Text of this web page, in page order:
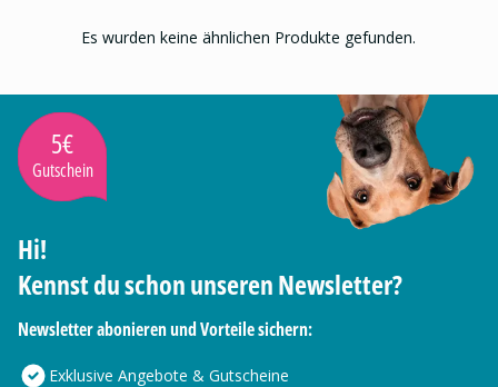
Es wurden keine ähnlichen Produkte gefunden.
5€
Gutschein
Hi!
Kennst du schon unseren Newsletter?
Newsletter abonieren und Vorteile sichern:
Exklusive Angebote & Gutscheine